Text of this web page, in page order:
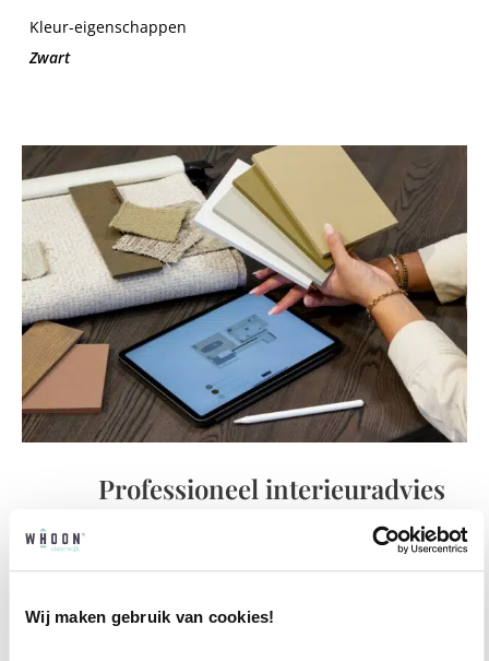
Wij maken gebruik van cookies!
Kleur-eigenschappen
Zwart
Professioneel interieuradvies